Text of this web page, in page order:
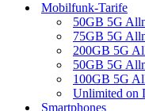
Mobilfunk-Tarife
50GB 5G
75GB 5G
200GB 5G
50GB 5G
100GB 5G
Unlimited on
Smartphones